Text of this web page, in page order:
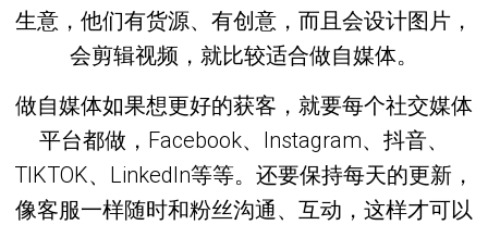
生意，他们有货源、有创意，而且会设计图片，
会剪辑视频，就比较适合做自媒体。
做自媒体如果想更好的获客 ，就要每个社交媒体
平台都做 ，Facebook、Instagram、抖音、
TIKTOK、LinkedIn等等。还要保持每天的更新，
像客服一样随时和粉丝沟通、互动，这样才可以